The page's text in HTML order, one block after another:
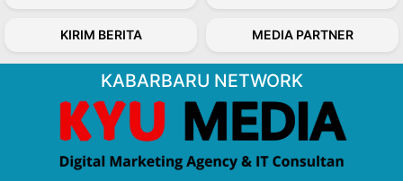
KIRIM BERITA MEDIA PARTNER
KABARBARU NETWORK